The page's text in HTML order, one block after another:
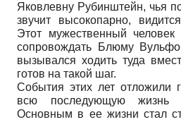
Яковлевну Рубинштейн, чья
звучит высокопарно,
Этот мужественный
сопровождать Блюму
вызывался ходить туда
готов на такой шаг.
События этих лет отложили
всю последующую жизнь
Основным в ее жизни стал